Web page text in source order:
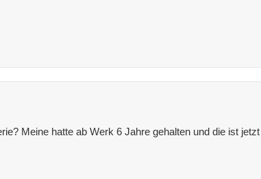
Meine hatte ab Werk 6 Jahre gehalten und die ist